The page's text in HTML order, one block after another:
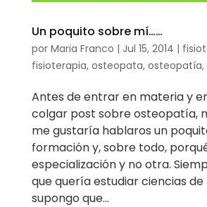
Un poquito sobre mí……
por Maria Franco | Jul 15, 2014 |
fisioterapia, osteopata, osteopatía,
Antes de entrar en materia y
colgar post sobre osteopatía,
me gustaría hablaros un
formación y, sobre todo,
especialización y no otra.
que quería estudiar ciencias de
supongo que...